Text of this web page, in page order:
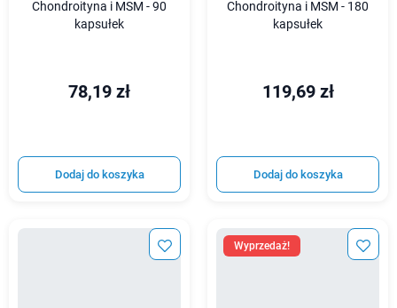
Chondroityna i MSM - 90
kapsułek
78,19 zł
Dodaj do koszyka
Chondroityna i MSM - 180
kapsułek
119,69 zł
Dodaj do koszyka
Wyprzedaż!